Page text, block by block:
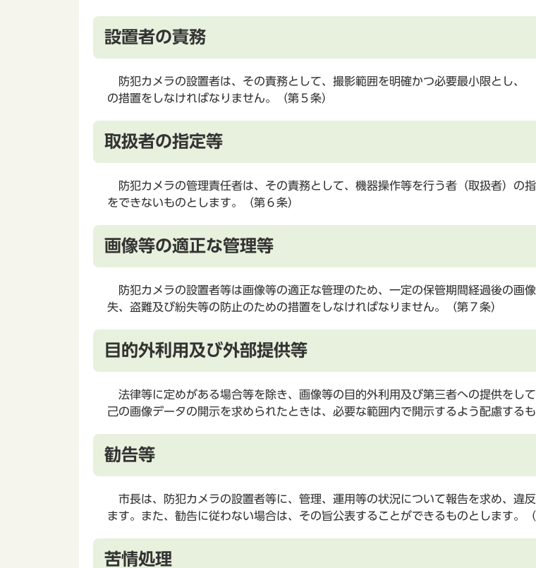
設置者の責務
防犯カメラの設置者は、その責務として、撮影範囲を明確かつ必要最小限とし
の措置をしなければなりません。（第５条）
取扱者の指定等
防犯カメラの管理責任者は、その責務として、機器操作等を行う者（取扱者）の
をできないものとします。（第６条）
画像等の適正な管理等
防犯カメラの設置者等は画像等の適正な管理のため、一定の保管期間経過後の画
失、盗難及び紛失等の防止のための措置をしなければなりません。（第７条）
目的外利用及び外部提供等
法律等に定めがある場合等を除き、画像等の目的外利用及び第三者への提供をし
己の画像データの開示を求められたときは、必要な範囲内で開示するよう配慮する
勧告等
市長は、防犯カメラの設置者等に、管理、運用等の状況について報告を求め、違
ます。また、勧告に従わない場合は、その旨公表することができるものとします。
苦情処理